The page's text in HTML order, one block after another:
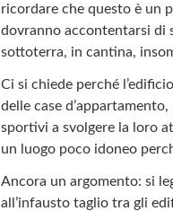
ricordare che questo è un
dovranno accontentarsi di
sottoterra, in cantina,
Ci si chiede perché
delle case
sportivi a svolgere la loro
un luogo poco idoneo
Ancora un argomento: si
all’infausto taglio tra gli